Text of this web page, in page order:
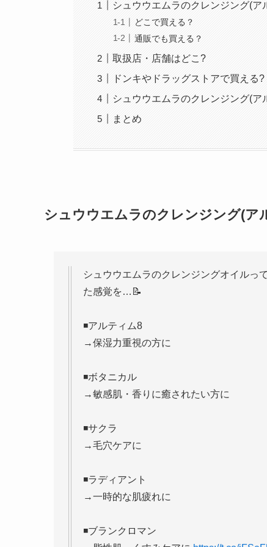
シュウウエムラのクレンジング(ア
どこで買える？
通販でも買える？
取扱店・店舗はどこ?
ドンキやドラッグストアで買える?
シュウウエムラのクレンジング(
まとめ
シュウウエムラのクレンジング(ア
シュウウエムラのクレンジングオイルっ
た感覚を…📝
◾️アルティム8
→保湿力重視の方に
◾️ボタニカル
→敏感肌・香りに癒されたい方に
◾️サクラ
→毛穴ケアに
◾️ラディアント
→一時的な肌疲れに
◾️ブランクロマン